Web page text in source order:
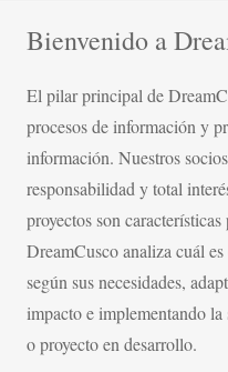
Bienvenido a
El pilar principal de
procesos de información y
información. Nuestros
responsabilidad y total
proyectos son
DreamCusco analiza cuál
según sus necesidades,
impacto e implementando
o proyecto en desarrollo.